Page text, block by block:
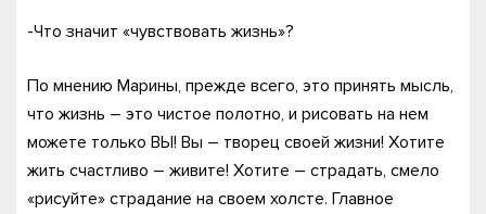
-Что значит «чувствовать жизнь»?
По мнению Марины, прежде всего, это принять мысль,
что жизнь – это чистое полотно, и рисовать на нем
можете только ВЫ! Вы – творец своей жизни! Хотите
жить счастливо – живите! Хотите – страдать, смело
«рисуйте» страдание на своем холсте. Главное